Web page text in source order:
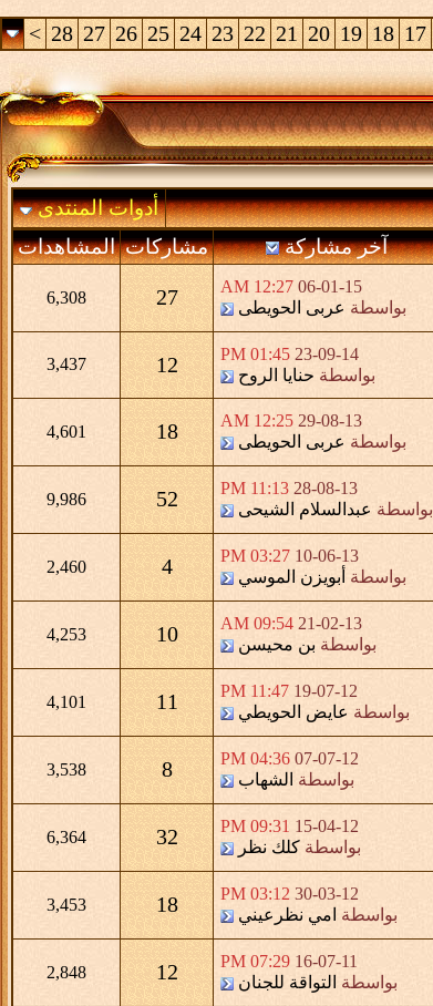
17
18
19
20
21
22
23
24
25
26
27
28
>
أدوات المنتدى
آخر مشاركة مشاركات المشاهدات
06-01-15
12:27 AM
بواسطة عربى الحويطى 27
6,308
23-09-14
01:45 PM
بواسطة حنايا الروح 12
3,437
29-08-13
12:25 AM
بواسطة عربى الحويطى 18
4,601
28-08-13
11:13 PM
بواسطة عبدالسلام الشيحى 52
9,986
10-06-13
03:27 PM
بواسطة أبويزن الموسي 4
2,460
21-02-13
09:54 AM
بواسطة بن محيسن 10
4,253
19-07-12
11:47 PM
بواسطة عايض الحويطي 11
4,101
07-07-12
04:36 PM
بواسطة الشهاب 8
3,538
15-04-12
09:31 PM
بواسطة كلك نظر 32
6,364
30-03-12
03:12 PM
بواسطة امي نظرعيني 18
3,453
16-07-11
07:29 PM
بواسطة التواقة للجنان 12
2,848